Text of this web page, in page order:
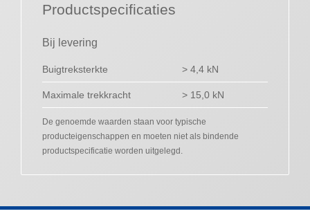
Productspecificaties
Bij levering
Buigtreksterkte > 4,4 kN
Maximale trekkracht > 15,0 kN
De genoemde waarden staan voor typische
producteigenschappen en moeten niet als bindende
productspecificatie worden uitgelegd.